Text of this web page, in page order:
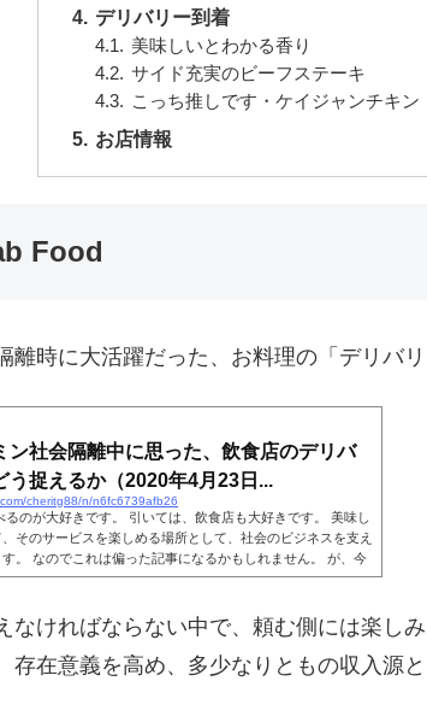
デリバリー到着
美味しいとわかる香り
サイド充実のビーフステーキ
こっち推しです・ケイジャンチキン
お店情報
Food
離時に大活躍だった、お料理の「デリバリ
ン社会隔離中に思った、飲食店のデリバ
う捉えるか（2020年4月23日...
cheritg88/n/n6fc6739afb26
のが大好きです。 引いては、飲食店も大好きです。 美味し
そのサービスを楽しめる場所として、社会のビジネスを支え
。 なのでこれは偏った記事になるかもしれません。 が、今
し、飲食店に従事される皆さんについて、新たに思いを深め
で）、ホーチミ...
なければならない中で、頼む側には楽し
存在意義を高め、多少なりともの収入源